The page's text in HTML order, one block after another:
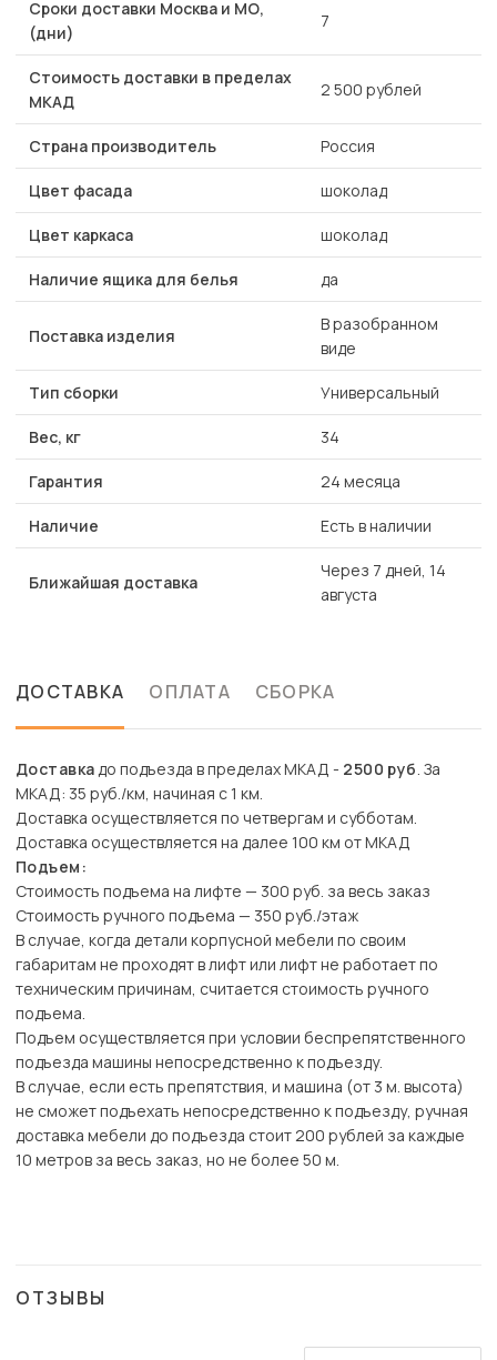
Сроки доставки Москва и МО,
(дни)
7
Стоимость доставки в пределах
МКАД
2 500 рублей
Страна производитель Россия
Цвет фасада шоколад
Цвет каркаса шоколад
Наличие ящика для белья да
Поставка изделия
В разобранном
виде
Тип сборки Универсальный
Вес, кг 34
Гарантия 24 месяца
Наличие Есть в наличии
Ближайшая доставка
Через 7 дней, 14
августа
ДОСТАВКА ОПЛАТА СБОРКА
Доставкадо подъезда в пределах МКАД - 2500 руб. За
МКАД: 35 руб./км, начиная с 1 км.
Доставка осуществляется по четвергам и субботам.
Доставка осуществляется на далее 100 км от МКАД
Подъем:
Стоимость подъема на лифте — 300 руб. за весь заказ
Стоимость ручного подъема — 350 руб./этаж
В случае, когда детали корпусной мебели по своим
габаритам не проходят в лифт или лифт не работает по
техническим причинам, считается стоимость ручного
подъема.
Подъем осуществляется при условии беспрепятственного
подъезда машины непосредственно к подъезду.
В случае, если есть препятствия, и машина (от 3 м. высота)
не сможет подъехать непосредственно к подъезду, ручная
доставка мебели до подъезда стоит 200 рублей за каждые
10 метров за весь заказ, но не более 50 м.
ОТЗЫВЫ